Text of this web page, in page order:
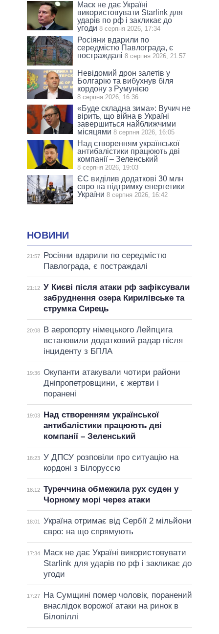
Маск не дає Україні
використовувати Starlink для
ударів по рф і закликає до
угоди 8 серпня 2026, 17:34
Росіяни вдарили по
середмістю Павлограда, є
постраждалі 8 серпня 2026, 21:57
Невідомий дрон залетів у
Болгарію та вибухнув біля
кордону з Румунією
8 серпня 2026, 16:36
«Буде складна зима»: Вучич не
вірить, що війна в Україні
завершиться найближчими
місяцями 8 серпня 2026, 16:05
Над створенням української
антибалістики працюють дві
компанії – Зеленський
8 серпня 2026, 19:03
ЄС виділив додаткові 30 млн
євро на підтримку енергетики
України 8 серпня 2026, 16:42
НОВИНИ
21:57
Росіяни вдарили по середмістю
Павлограда, є постраждалі
21:12 У Києві після атаки рф зафіксували
забруднення озера Кирилівське та
струмка Сирець
20:08
В аеропорту німецького Лейпцига
встановили додатковий радар після
інциденту з БПЛА
19:36 Окупанти атакували чотири райони
Дніпропетровщини, є жертви і
поранені
19:03
Над створенням української
антибалістики працюють дві
компанії – Зеленський
18:23 У ДПСУ розповіли про ситуацію на
кордоні з Білоруссю
18:12 Туреччина обмежила рух суден у
Чорному морі через атаки
18:01
Україна отримає від Сербії 2 мільйони
євро: на що спрямують
17:34
Маск не дає Україні використовувати
Starlink для ударів по рф і закликає до
угоди
17:27
На Сумщині помер чоловік, поранений
внаслідок ворожої атаки на ринок в
Білопіллі